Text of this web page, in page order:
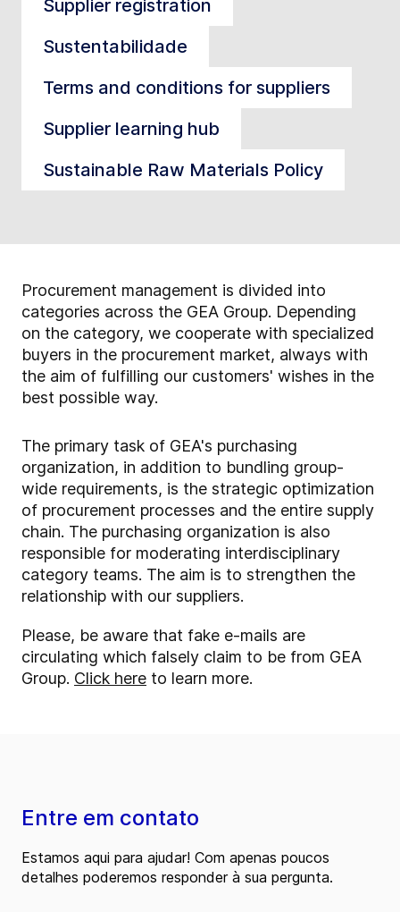
Supplier registration
Sustentabilidade
Terms and conditions for suppliers
Supplier learning hub
Sustainable Raw Materials Policy
Procurement management is divided into
categories across the GEA Group. Depending
on the category, we cooperate with specialized
buyers in the procurement market, always with
the aim of fulfilling our customers' wishes in the
best possible way.
The primary task of GEA's purchasing
organization, in addition to bundling group-
wide requirements, is the strategic optimization
of procurement processes and the entire supply
chain. The purchasing organization is also
responsible for moderating interdisciplinary
category teams. The aim is to strengthen the
relationship with our suppliers.
Please, be aware that fake e-mails are
circulating which falsely claim to be from GEA
Group. Click here to learn more.
Entre em contato
Estamos aqui para ajudar! Com apenas poucos
detalhes poderemos responder à sua pergunta.